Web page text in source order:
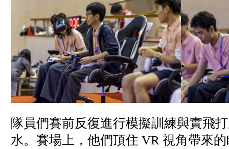
隊員們賽前反復進行模擬訓練與實飛
水。賽場上，他們頂住 VR 視角帶來